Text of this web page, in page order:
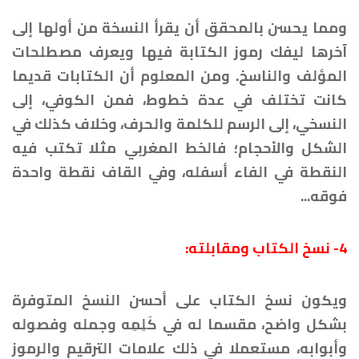
ومما يحسن بالمحقق أن يقرأ النسخة من أولها إلى
آخرها ليفك رموز الكتابة فيها ويعرف مصطلحات
المؤلف والناسخ. ومن المعلوم أن الكتابات قديما
كانت تختلف في عدة خطوط، فمن الكوفي، إلى
النسخي، إلى الرسم للكلمة والحرف، وخلاف كذلك في
الشكل والأحجام؛ فالخط المغربي مثلا تكتب فيه
النقطة في الفاء أسفله، وفي القاف نقطة واحدة
فوقه...
4- نسخ الكتاب ومقابلته:
ويكون نسخ الكتاب على أحسن النسخ المتوفرة
بشكل واضح، مقسما له في كَلِمِه وجمله وفصوله
وأبوابه، مستعملا في ذلك علامات الترقيم والرموز